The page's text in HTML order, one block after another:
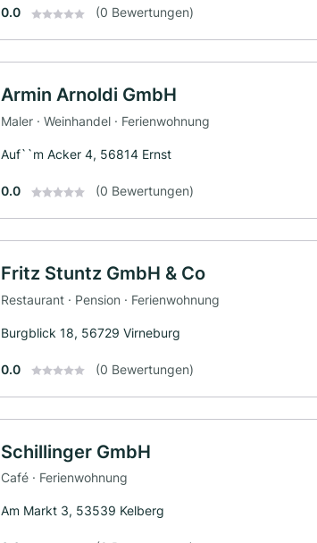
0.0 (0 Bewertungen)
Armin Arnoldi GmbH
Maler · Weinhandel · Ferienwohnung
Auf``m Acker 4, 56814 Ernst
0.0 (0 Bewertungen)
Fritz Stuntz GmbH & Co
Restaurant · Pension · Ferienwohnung
Burgblick 18, 56729 Virneburg
0.0 (0 Bewertungen)
Schillinger GmbH
Café · Ferienwohnung
Am Markt 3, 53539 Kelberg